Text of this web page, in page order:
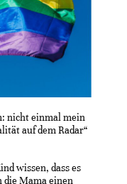
nicht einmal mein
auf dem Radar“
wissen, dass es
Mama einen